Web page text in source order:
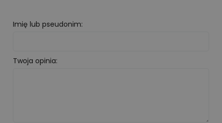
Imię lub pseudonim:
Twoja opinia: